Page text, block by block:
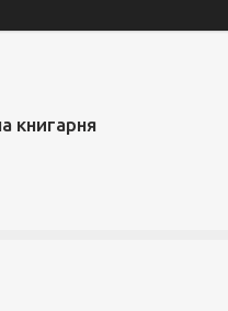
книгарня